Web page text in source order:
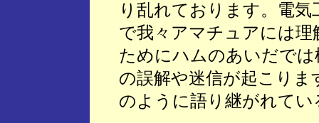
り乱れております。電
で我々アマチュアには
ためにハムのあいだで
の誤解や迷信が起こりま
のように語り継がれて